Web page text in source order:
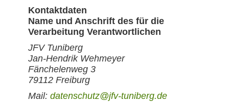
Kontaktdaten
Name und Anschrift des für die
Verarbeitung Verantwortlichen
JFV Tuniberg
Jan-Hendrik Wehmeyer
Fänchelenweg 3
79112 Freiburg
Mail: datenschutz@jfv-tuniberg.de